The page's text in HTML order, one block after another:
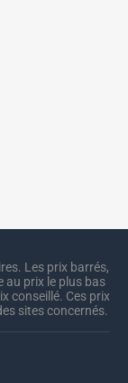
Les prix barrés,
au prix le plus bas
conseillé. Ces prix
sites concernés.